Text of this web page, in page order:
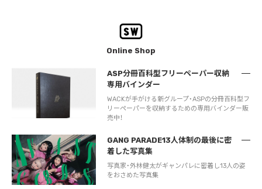
Online Shop
ASP分冊百科型フリーペーパー収納
専用バインダー
WACKが手がける新グループ・ASPの分冊百科型フ
リーペーパーを収納するための専用バインダー販
売中！
GANG PARADE13人体制の最後に密
着した写真集
写真家・外林健太がギャンパレに密着し13人の姿
をおさめた写真集